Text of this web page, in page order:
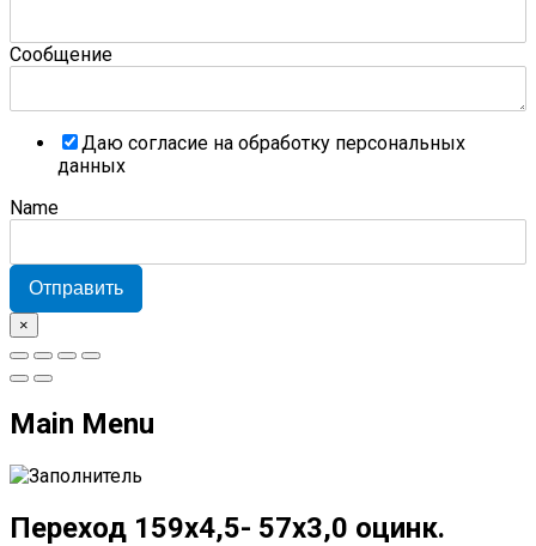
Сообщение
Даю согласие на обработку персональных
данных
Name
Отправить
×
Main Menu
Переход 159х4,5- 57х3,0 оцинк.